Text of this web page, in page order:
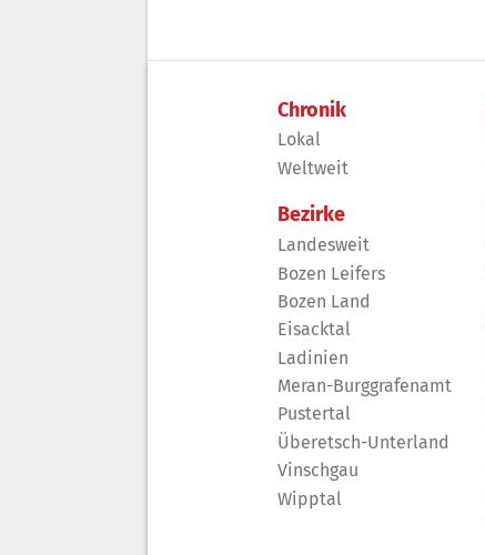
Chronik
Lokal
Weltweit
Bezirke
Landesweit
Bozen Leifers
Bozen Land
Eisacktal
Ladinien
Meran-Burggrafenamt
Pustertal
Überetsch-Unterland
Vinschgau
Wipptal